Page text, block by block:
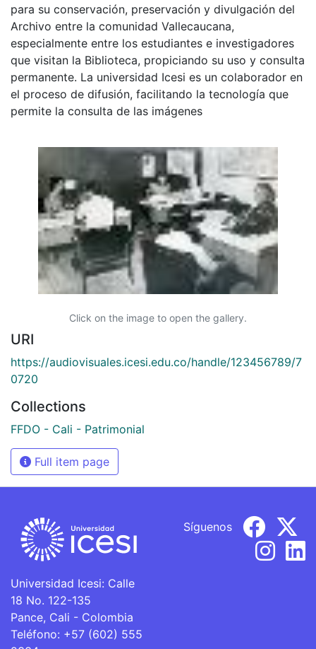
para su conservación, preservación y divulgación del
Archivo entre la comunidad Vallecaucana,
especialmente entre los estudiantes e investigadores
que visitan la Biblioteca, propiciando su uso y consulta
permanente. La universidad Icesi es un colaborador en
el proceso de difusión, facilitando la tecnología que
permite la consulta de las imágenes
Click on the image to open the gallery.
URI
https://audiovisuales.icesi.edu.co/handle/123456789/7
0720
Collections
FFDO - Cali - Patrimonial
Full item page
Universidad Icesi: Calle
18 No. 122-135
Pance, Cali - Colombia
Teléfono: +57 (602) 555
Síguenos